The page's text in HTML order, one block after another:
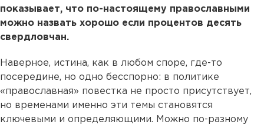
показывает, что по-настоящему православными
можно назвать хорошо если процентов десять
свердловчан.
Наверное, истина, как в любом споре, где-то
посередине, но одно бесспорно: в политике
«православная» повестка не просто присутствует,
но временами именно эти темы становятся
ключевыми и определяющими. Можно по-разному